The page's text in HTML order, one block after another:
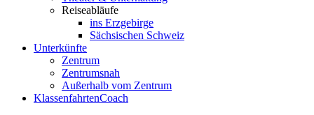
Reiseabläufe
ins Erzgebirge
Sächsischen Schweiz
Unterkünfte
Zentrum
Zentrumsnah
Außerhalb vom Zentrum
KlassenfahrtenCoach